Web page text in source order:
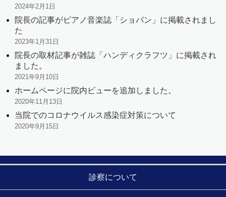
2024年2月1日
院長の記事がピアノ音楽誌「ショパン」に掲載されまし
た
2023年1月31日
院長の取材記事が雑誌「ハンディクラフツ」に掲載され
ました。
2021年9月10日
ホームページに院内ビューを追加しました。
2020年11月13日
当院でのコロナウイルス感染症対策について
2020年9月15日
診察について